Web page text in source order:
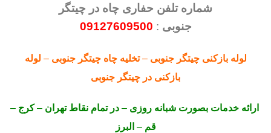
شماره تلفن حفاری چاه در چیتگر
جنوبی :
09127609500
لوله بازکنی چیتگر جنوبی –تخلیه چاه چیتگر جنوبی – لوله
بازکنی در چیتگر جنوبی
ارائه خدمات بصورت شبانه روزی – در تمام نقاط تهران –کرج –
قم – البرز